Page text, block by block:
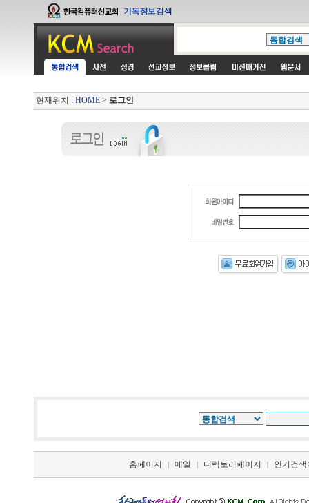
현재위치 : HOME > 로그인
홈페이지 | 메일 | 디렉토리페이지 | 인기검색